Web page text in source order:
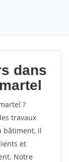
dans
?
travaux
bâtiment, il
et
Notre